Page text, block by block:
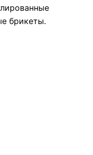
брикеты.